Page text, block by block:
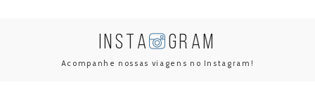
INSTA GRAM
Acompanhe nossas viagens no Instagram!